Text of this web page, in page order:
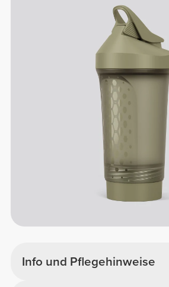
Info und Pflegehinweise